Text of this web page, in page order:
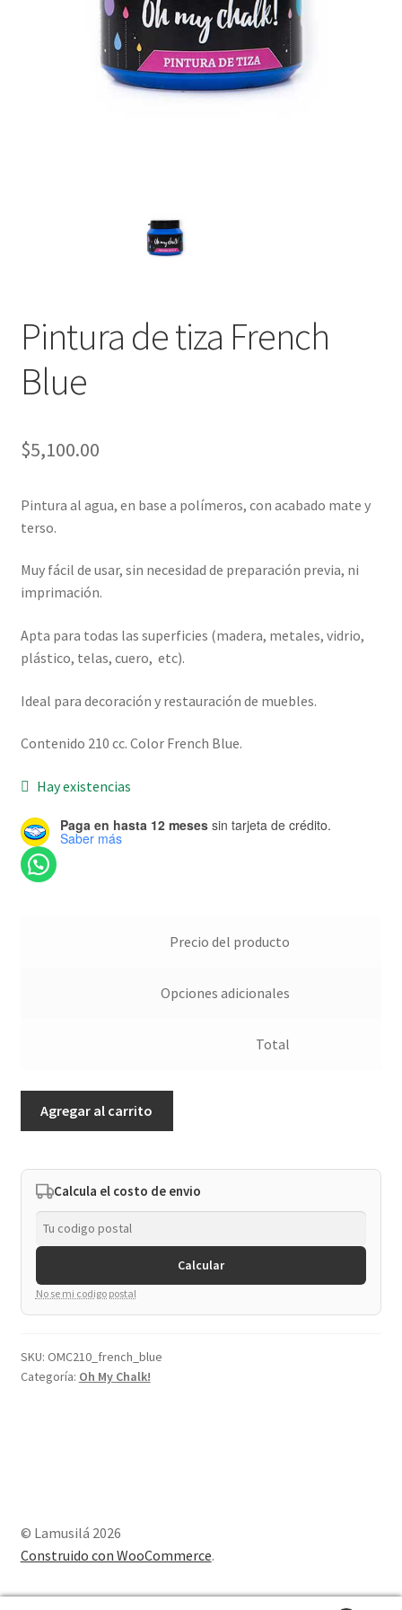
Pintura de tiza French
Blue
$5,100.00
Pintura al agua, en base a polímeros, con acabado mate y
terso.
Muy fácil de usar, sin necesidad de preparación previa, ni
imprimación.
Apta para todas las superficies (madera, metales, vidrio,
plástico, telas, cuero, etc).
Ideal para decoración y restauración de muebles.
Contenido 210 cc. Color French Blue.
Hay existencias
Paga en hasta 12 mesessin tarjeta de crédito.
Saber más
Precio del producto
Opciones adicionales
Total
French
Blue
cantidad
Agregar al carrito
Calcula el costo de envio
Calcular
No se mi codigo postal
SKU: OMC210_french_blue
Categoría: Oh My Chalk!
© Lamusilá 2026
Construido con WooCommerce.